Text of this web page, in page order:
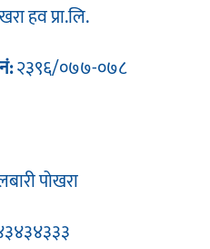
हव प्रा.लि.
२३९६/०७७-०७८
पोखरा